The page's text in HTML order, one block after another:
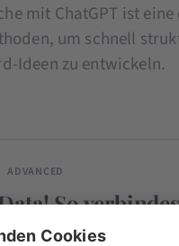
mit ChatGPT ist eine
um schnell
Ideen zu entwickeln.
ADVANCED
So
mit ChatGPT